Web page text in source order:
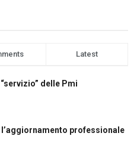
Latest
delle Pmi
professionale